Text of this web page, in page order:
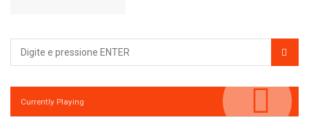
Currently Playing